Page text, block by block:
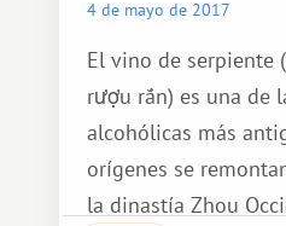
4 de mayo de 2017
El vino de serpiente
rượu rắn) es una de
alcohólicas más
orígenes se
la dinastía Zhou